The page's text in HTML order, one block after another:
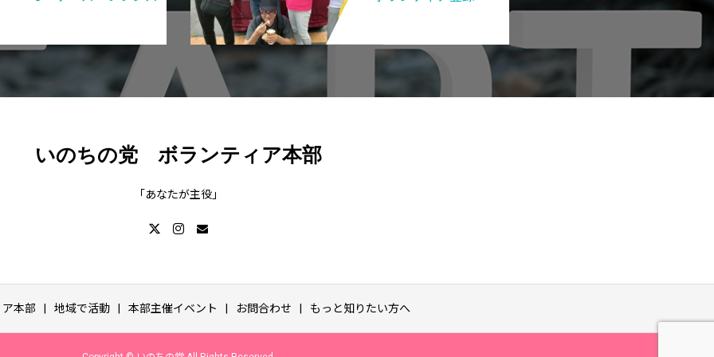
いのちの党 ボランティア本部
「あなたが主役」
本部 地域で活動 本部主催イベント お問合わせ もっと知りたい方へ